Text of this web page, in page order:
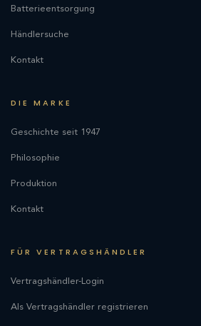
Batterieentsorgung
Händlersuche
Kontakt
DIE MARKE
Geschichte seit 1947
Philosophie
Produktion
Kontakt
FÜR VERTRAGSHÄNDLER
Vertragshändler-Login
Als Vertragshändler registrieren